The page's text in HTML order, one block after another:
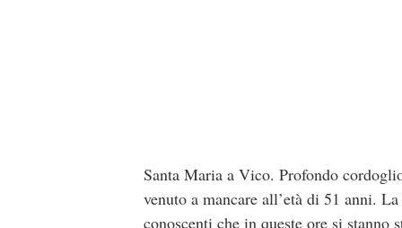
Santa Maria a Vico. Profondo
venuto a mancare all’età di 51 anni.
conoscenti che in queste ore si